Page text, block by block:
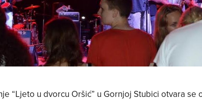
“Ljeto u dvorcu Oršić” u Gornjoj Stubici otvara se